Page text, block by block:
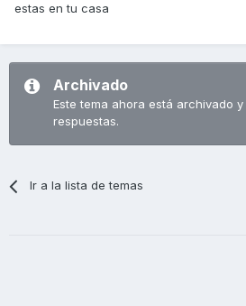
estas en tu casa
Archivado
Este tema ahora está archivado
respuestas.
Ir a la lista de temas